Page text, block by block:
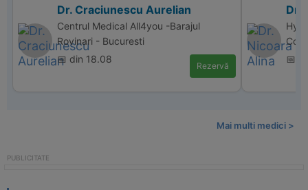
Dr. Craciunescu Aurelian
Centrul Medical All4you -Barajul
Rovinari - Bucuresti
📅 din 18.08
Rezervă
Dr.
📅
Mai multi medici >